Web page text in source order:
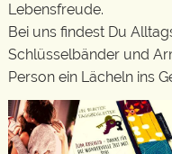
Lebensfreude.
Bei uns findest Du
Schlüsselbänder und
Person ein Lächeln ins